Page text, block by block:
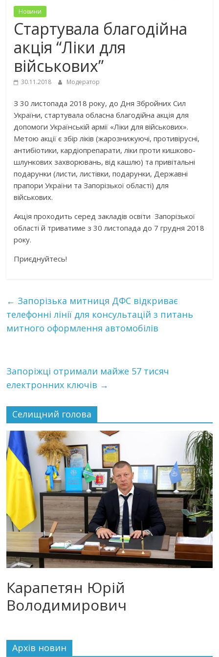
Новини
Стартувала благодійна
акція “Ліки для
військових”
30.11.2018 Модератор
З 30 листопада 2018 року, до Дня Збройних Сил
України, стартувала обласна благодійна акція для
допомоги Українській армії «Ліки для військових».
Метою акції є збір ліків (жарознижуючі, противірусні,
антибіотики, кардіопрепарати, ліки проти кишково-
шлункових захворювань, від кашлю) та привітальні
подарунки (листи, листівки, подарунки, Державні
прапори України та Запорізької області) для
військових.
Акція проходить серед закладів освіти Запорізької
області й триватиме з 30 листопада до 7 грудня 2018
року.
Приєднуйтесь!
← Запорізька митниця ДФС відкриває
телефонні лінії для консультацій з питань
митного оформлення автомобілів
Запоріжці отримали майже 57 тисяч
електронних ключів →
Селищний голова
Карапетян Юрій
Володимирович
Архiв новин